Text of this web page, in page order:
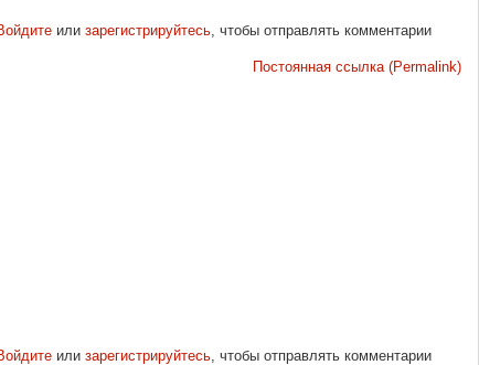
или зарегистрируйтесь, чтобы отправлять комментарии
Постоянная ссылка (Permalink)
или зарегистрируйтесь, чтобы отправлять комментарии